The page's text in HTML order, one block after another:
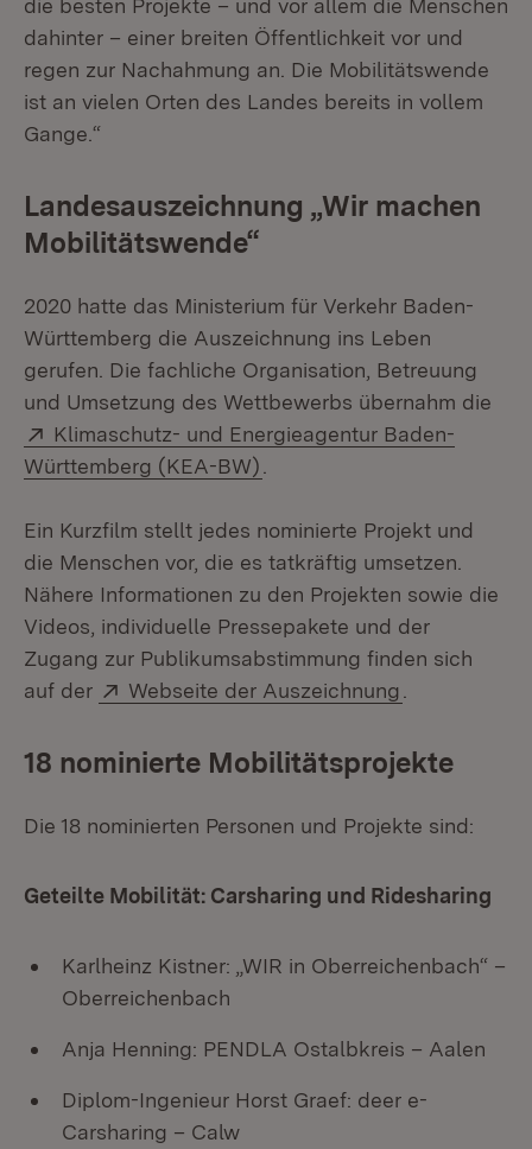
die besten Projekte – und vor allem die Menschen
dahinter – einer breiten Öffentlichkeit vor und
regen zur Nachahmung an. Die Mobilitätswende
ist an vielen Orten des Landes bereits in vollem
Gange.“
Landesauszeichnung „Wir machen
Mobilitätswende“
2020 hatte das Ministerium für Verkehr Baden-
Württemberg die Auszeichnung ins Leben
gerufen. Die fachliche Organisation, Betreuung
und Umsetzung des Wettbewerbs übernahm die
Extern:
Klimaschutz- und Energieagentur Baden-
Württemberg (KEA-BW)
Ein Kurzfilm stellt jedes nominierte Projekt und
die Menschen vor, die es tatkräftig umsetzen.
Nähere Informationen zu den Projekten sowie die
Videos, individuelle Pressepakete und der
Zugang zur Publikumsabstimmung finden sich
auf der
Extern:
Webseite der Auszeichnung
18 nominierte Mobilitätsprojekte
Die 18 nominierten Personen und Projekte sind:
Geteilte Mobilität: Carsharing und Ridesharing
Karlheinz Kistner: „WIR in Oberreichenbach“ –
Oberreichenbach
Anja Henning: PENDLA Ostalbkreis – Aalen
Diplom-Ingenieur Horst Graef: deer e-
Carsharing – Calw